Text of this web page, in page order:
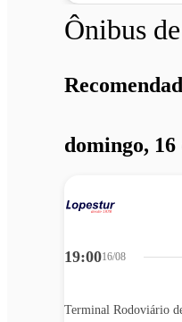
Ônibus de
domingo, 16
19:0016/08
Terminal Rodoviário